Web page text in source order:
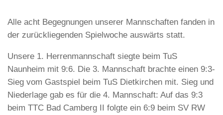
Alle acht Begegnungen unserer Mannschaften fanden in
der zurückliegenden Spielwoche auswärts statt.
Unsere 1. Herrenmannschaft siegte beim TuS
Naunheim mit 9:6. Die 3. Mannschaft brachte einen 9:3-
Sieg vom Gastspiel beim TuS Dietkirchen mit. Sieg und
Niederlage gab es für die 4. Mannschaft: Auf das 9:3
beim TTC Bad Camberg II folgte ein 6:9 beim SV RW